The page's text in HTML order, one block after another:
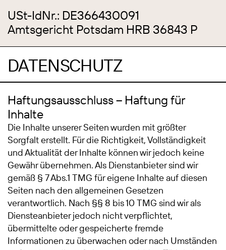
USt-IdNr.: DE366430091
Amtsgericht Potsdam HRB 36843 P
DATENSCHUTZ
Haftungsausschluss – Haftung für
Inhalte
Die Inhalte unserer Seiten wurden mit größter
Sorgfalt erstellt. Für die Richtigkeit, Vollständigkeit
und Aktualität der Inhalte können wir jedoch keine
Gewähr übernehmen. Als Dienstanbieter sind wir
gemäß § 7 Abs.1 TMG für eigene Inhalte auf diesen
Seiten nach den allgemeinen Gesetzen
verantwortlich. Nach §§ 8 bis 10 TMG sind wir als
Diensteanbieter jedoch nicht verpflichtet,
übermittelte oder gespeicherte fremde
Informationen zu überwachen oder nach Umständen